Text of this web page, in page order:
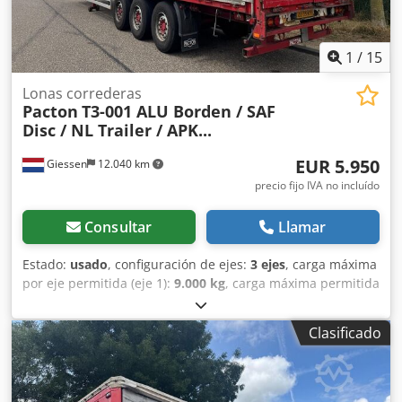
1 / 15
Giessen 12.040 km
Lonas correderas
Pacton T3-001 ALU Borden / SAF
Disc / NL Trailer / APK...
EUR 5.950
precio fijo IVA no incluído
Consultar Llamar
Estado: usado, configuración de ejes: 3 ejes, carga máxima
por eje permitida (eje 1): 9.000 kg, carga máxima permitida
, carga de eje permitida (eje 3):
9.000 kg, primer registro:10/2006, longitud total:13.890
mm, ancho total:2.550 mm , amortiguación: aire, tamaño
del neumático:385/65 R22.5, distancia entre ejes:9.110
mm, color:otro, Año de fabricación: 2006
, Equipamiento:
ABS, = Opciones y accesorios adicionales = - Suspensión
Clasificado